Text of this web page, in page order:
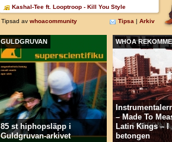
GULDGRUVAN
85 st hiphopsläpp i
Guldgruvan-arkivet
WHOA
– Made To
Latin Kings – I
betongen